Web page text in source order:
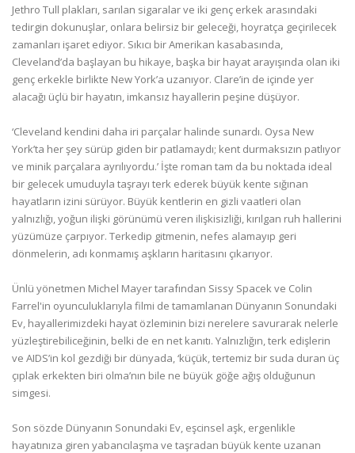
Jethro Tull plakları, sarılan sigaralar ve iki genç erkek arasındaki
tedirgin dokunuşlar, onlara belirsiz bir geleceği, hoyratça geçirilecek
zamanları işaret ediyor. Sıkıcı bir Amerikan kasabasında,
Cleveland’da başlayan bu hikaye, başka bir hayat arayışında olan iki
genç erkekle birlikte New York’a uzanıyor. Clare’in de içinde yer
alacağı üçlü bir hayatın, imkansız hayallerin peşine düşüyor.
‘Cleveland kendini daha iri parçalar halinde sunardı. Oysa New
York’ta her şey sürüp giden bir patlamaydı; kent durmaksızın patlıyor
ve minik parçalara ayrılıyordu.’ İşte roman tam da bu noktada ideal
bir gelecek umuduyla taşrayı terk ederek büyük kente sığınan
hayatların izini sürüyor. Büyük kentlerin en gizli vaatleri olan
yalnızlığı, yoğun ilişki görünümü veren ilişkisizliği, kırılgan ruh hallerini
yüzümüze çarpıyor. Terkedip gitmenin, nefes alamayıp geri
dönmelerin, adı konmamış aşkların haritasını çıkarıyor.
Ünlü yönetmen Michel Mayer tarafından Sissy Spacek ve Colin
Farrel'in oyunculuklarıyla filmi de tamamlanan Dünyanın Sonundaki
Ev, hayallerimizdeki hayat özleminin bizi nerelere savurarak nelerle
yüzleştirebiliceğinin, belki de en net kanıtı. Yalnızlığın, terk edişlerin
ve AIDS’in kol gezdiği bir dünyada, ‘küçük, tertemiz bir suda duran üç
çıplak erkekten biri olma’nın bile ne büyük göğe ağış olduğunun
simgesi.
Son sözde Dünyanın Sonundaki Ev, eşcinsel aşk, ergenlikle
hayatınıza giren yabancılaşma ve taşradan büyük kente uzanan